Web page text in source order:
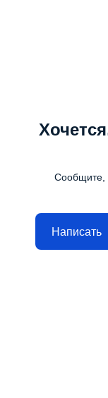
Сообщите,
Написать